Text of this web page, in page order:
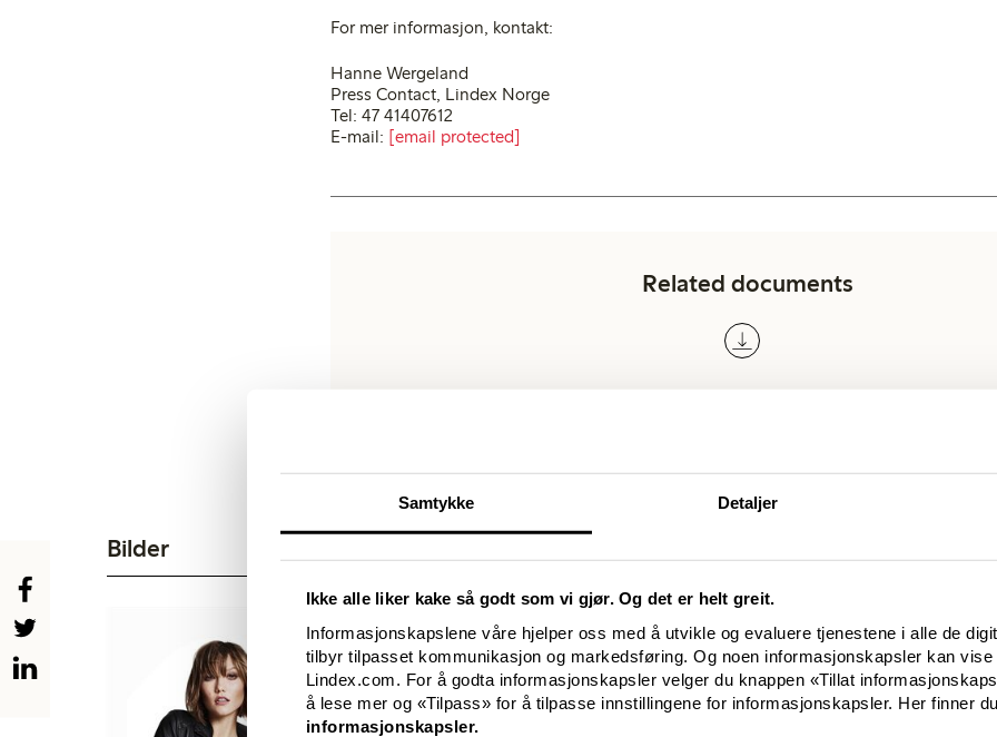
Samtykke Detaljer
Ikke alle liker kake så godt som vi gjør. Og det er helt greit.
Informasjonskapslene våre hjelper oss med å utvikle og evaluere tjenestene i alle de
tilbyr tilpasset kommunikasjon og markedsføring. Og noen informasjonskapsler kan
Lindex.com. For å godta informasjonskapsler velger du knappen «Tillat
å lese mer og «Tilpass» for å tilpasse innstillingene for informasjonskapsler. Her finner
informasjonskapsler.
For mer informasjon, kontakt:
Hanne Wergeland
Press Contact, Lindex Norge
Tel: 47 41407612
E-mail: [email protected]
Related documents
Bilder